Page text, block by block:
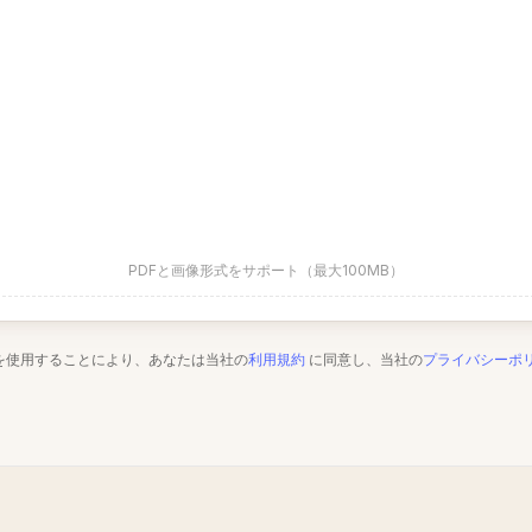
PDFと画像形式をサポート（最大100MB）
使用することにより、あなたは当社の利用規約 に同意し、当社のプライバシーポ